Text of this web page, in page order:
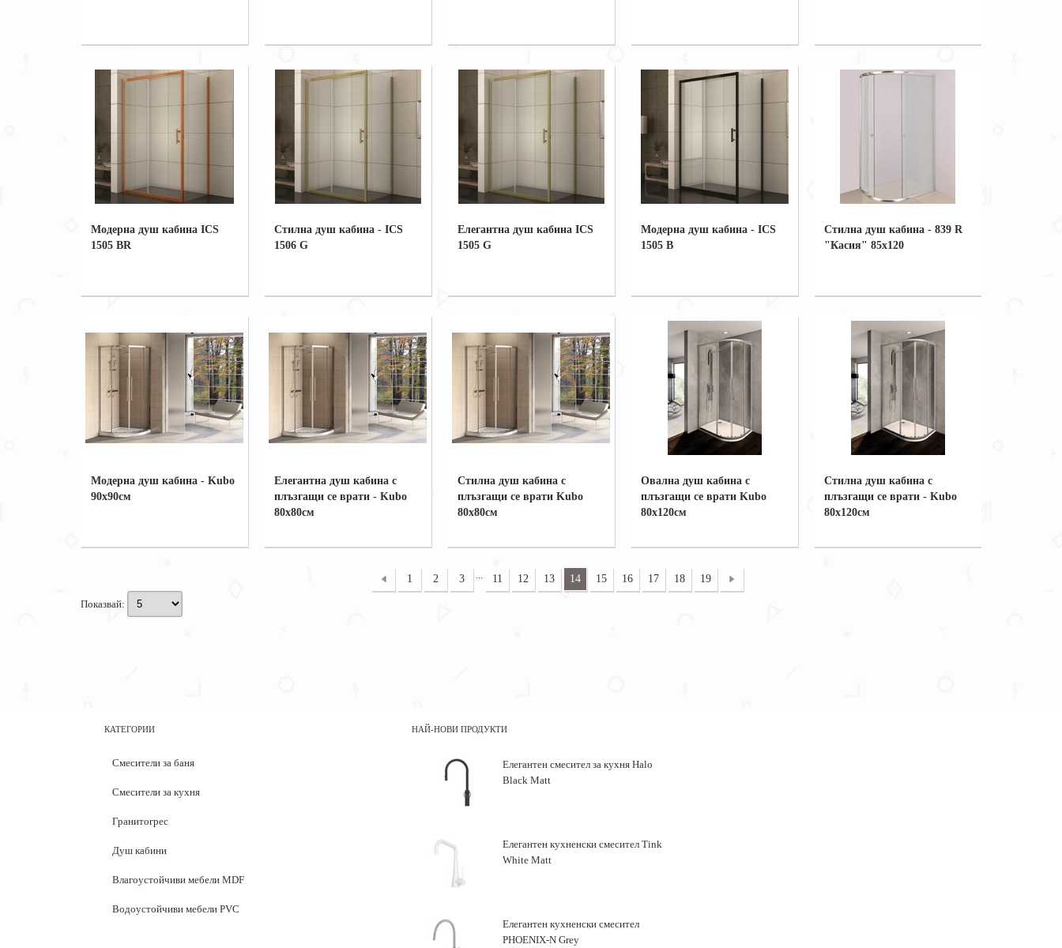
Модерна душ кабина ICS
1505 BR
Стилна душ кабина - ICS
1506 G
Елегантна душ кабина ICS
1505 G
Модерна душ кабина - ICS
1505 B
Стилна душ кабина - 839 R
"Касия" 85x120
Модерна душ кабина - Kubo
90x90см
Елегантна душ кабина с
плъзгащи се врати - Kubo
80x80см
Стилна душ кабина с
плъзгащи се врати Kubo
80x80см
Овална душ кабина с
плъзгащи се врати Kubo
80x120см
Стилна душ кабина с
плъзгащи се врати - Kubo
80x120см
1 2 3 11 12 13 14 15 16 17 18 19
Показвай:
КАТЕГОРИИ
Смесители за баня
Смесители за кухня
Гранитогрес
Душ кабини
Влагоустойчиви мебели MDF
Водоустойчиви мебели PVC
НАЙ-НОВИ ПРОДУКТИ
Елегантен смесител за кухня Halo
Black Matt
Елегантен кухненски смесител Tink
White Matt
Елегантен кухненски смесител
PHOENIX-N Grey